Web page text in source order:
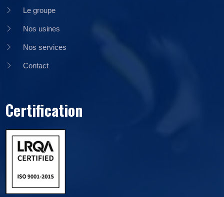
Le groupe
Nos usines
Nos services
Contact
Certification